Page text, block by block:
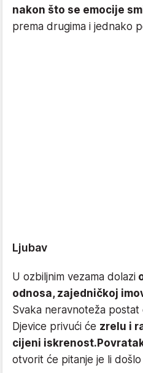
nakon što se emocije
prema drugima i jednako
Ljubav
U ozbiljnim vezama dolazi
odnosa, zajedničkoj
Svaka neravnoteža
Djevice privući će zrelu i
cijeni iskrenost.
otvorit će pitanje je li